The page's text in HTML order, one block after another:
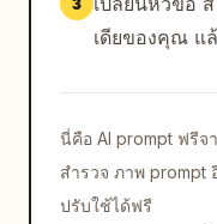
เดียของคุณ แ
นี่คือ AI prompt ฟรีจ
สำรวจ ภาพ prompt
ปรับใช้ได้ฟรี